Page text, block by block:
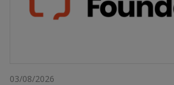
03/08/2026